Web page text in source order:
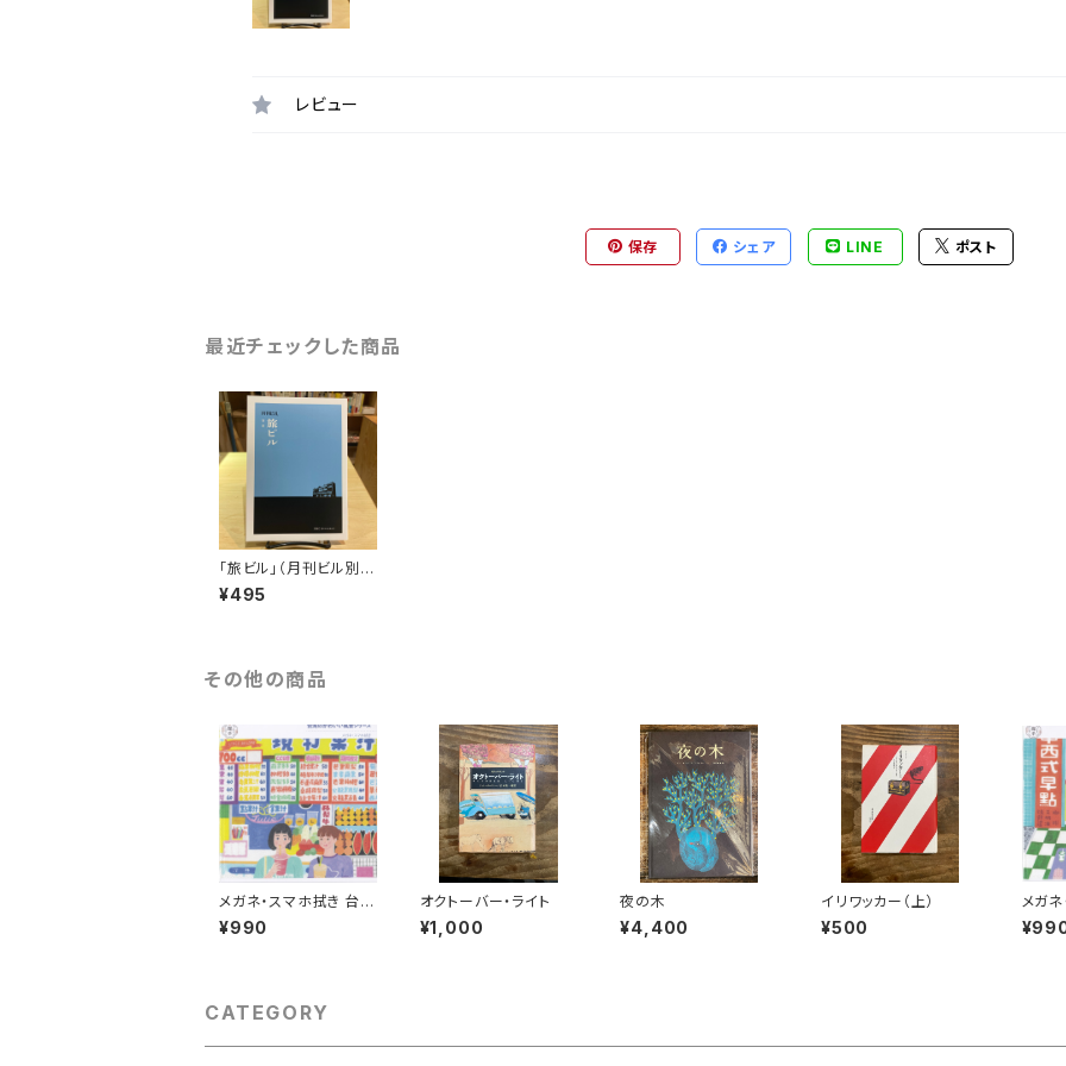
レビュー
保存 シェア LINE ポスト
最近チェックした商品
「旅ビル」（月刊ビル別
冊）
¥495
その他の商品
メガネ・スマホ拭き 台湾
の風景（ジューススタン
ド）
¥990
オクトーバー・ライト
¥1,000
夜の木
¥4,400
イリワッカー（上）
¥500
メガ
の風景
CATEGORY